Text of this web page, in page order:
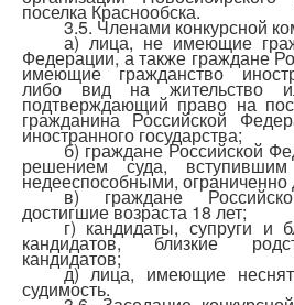
поселка Краснообска.
3.5. Членами конкурсной
а) лица, не имеющие
Федерации, а также граждане
имеющие гражданство
либо вид на жительство
подтверждающий право на
гражданина Российской
иностранного государства;
б) граждане Российской
решением суда,
недееспособными,
в) граждане
достигшие возраста 18 лет;
г) кандидаты, супруги и
кандидатов, близкие
кандидатов;
д) лица, имеющие
судимость.